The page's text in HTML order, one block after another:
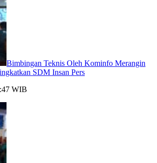
Bimbingan Teknis Oleh Kominfo Merangin
SDM Insan Pers
WIB